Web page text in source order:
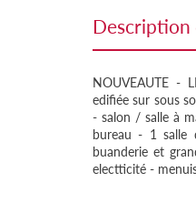
NOUVEAUTE -
edifiée sur sous
- salon / salle à
bureau - 1 salle
buanderie et
electticité -